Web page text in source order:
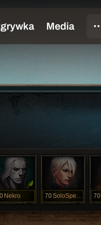
Nekro 70 SoloSpeeder 70